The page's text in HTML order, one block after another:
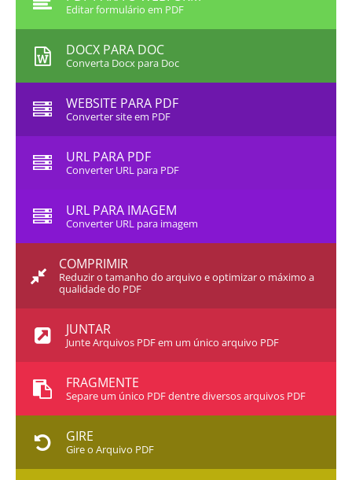
Editar formulário em PDF
DOCX PARA DOC
Converta Docx para Doc
WEBSITE PARA PDF
Converter site em PDF
URL PARA PDF
Converter URL para PDF
URL PARA IMAGEM
Converter URL para imagem
COMPRIMIR
Reduzir o tamanho do arquivo e optimizar o máximo a
qualidade do PDF
JUNTAR
Junte Arquivos PDF em um único arquivo PDF
FRAGMENTE
Separe um único PDF dentre diversos arquivos PDF
GIRE
Gire o Arquivo PDF